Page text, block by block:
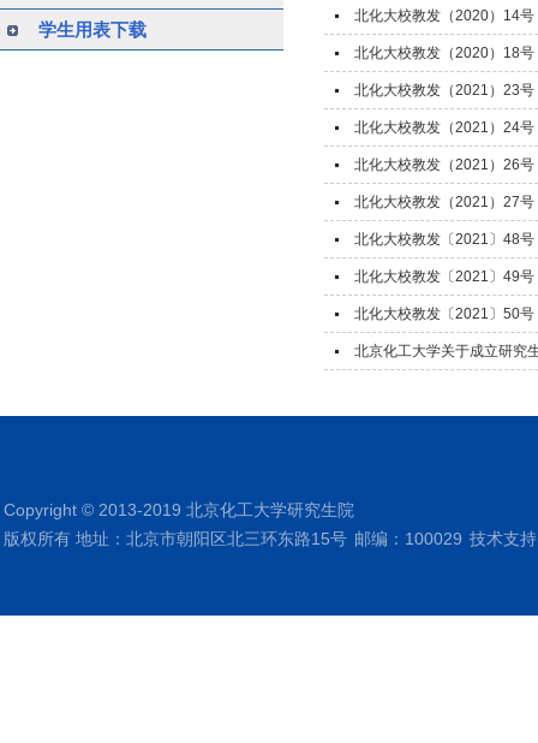
学生用表下载
北化大校教发（2020）14
北化大校教发（2020）18
北化大校教发（2021）23
北化大校教发（2021）24
北化大校教发（2021）26
北化大校教发（2021）27
北化大校教发〔2021〕48
北化大校教发〔2021〕49
北化大校教发〔2021〕50
北京化工大学关于成立研究
Copyright © 2013-2019 北京化工大学研究生院
版权所有 地址：北京市朝阳区北三环东路15号 邮编：100029 技术支